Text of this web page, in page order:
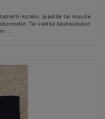
kotelo, ipadille tai muulle
Tai vaikka käsilaukuksi!
…